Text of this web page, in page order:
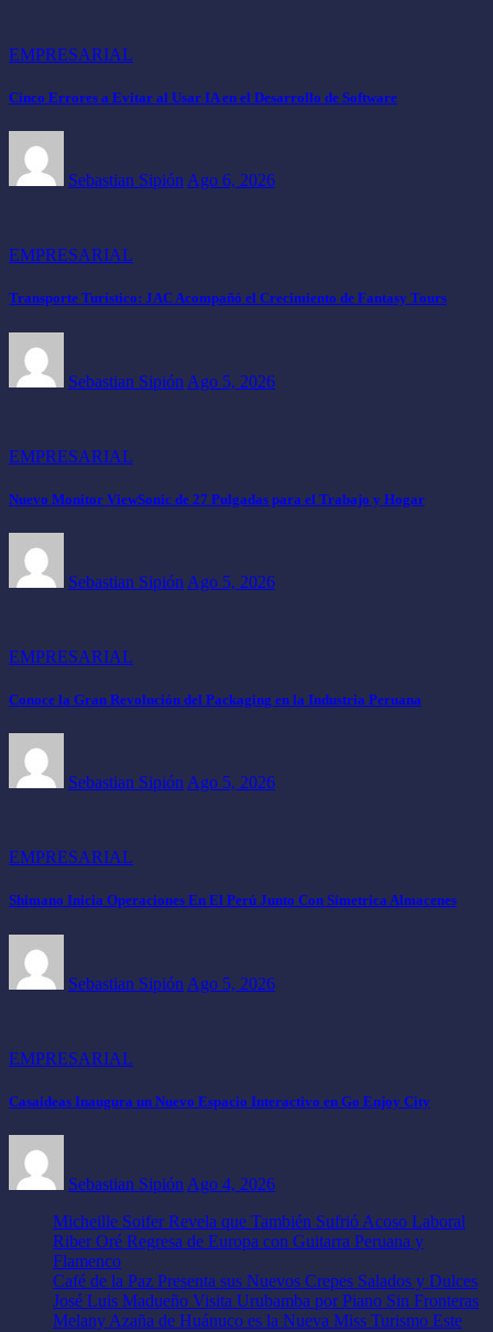
EMPRESARIAL
Cinco Errores a Evitar al Usar IA en el Desarrollo de Software
Sebastian Sipión Ago 6, 2026
EMPRESARIAL
Transporte Turístico: JAC Acompañó el Crecimiento de Fantasy Tours
Sebastian Sipión Ago 5, 2026
EMPRESARIAL
Nuevo Monitor ViewSonic de 27 Pulgadas para el Trabajo y Hogar
Sebastian Sipión Ago 5, 2026
EMPRESARIAL
Conoce la Gran Revolución del Packaging en la Industria Peruana
Sebastian Sipión Ago 5, 2026
EMPRESARIAL
Shimano Inicia Operaciones En El Perú Junto Con Simetrica Almacenes
Sebastian Sipión Ago 5, 2026
EMPRESARIAL
Casaideas Inaugura un Nuevo Espacio Interactivo en Go Enjoy City
Sebastian Sipión Ago 4, 2026
Micheille Soifer Revela que También Sufrió Acoso Laboral
Riber Oré Regresa de Europa con Guitarra Peruana y
Flamenco
Café de la Paz Presenta sus Nuevos Crepes Salados y Dulces
José Luis Madueño Visita Urubamba por Piano Sin Fronteras
Melany Azaña de Huánuco es la Nueva Miss Turismo Este